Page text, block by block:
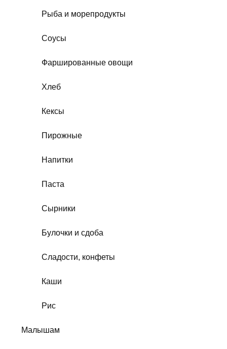
Рыба и морепродукты
Соусы
Фаршированные овощи
Хлеб
Кексы
Пирожные
Напитки
Паста
Сырники
Булочки и сдоба
Сладости, конфеты
Каши
Рис
Малышам